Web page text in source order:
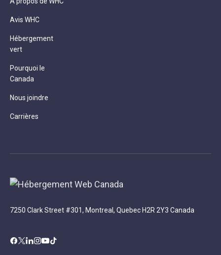
Avis WHC
Hébergement
vert
Pourquoi le
Canada
Nous joindre
Carrières
7250 Clark Street #301, Montreal, Quebec H2R 2Y3 Canada